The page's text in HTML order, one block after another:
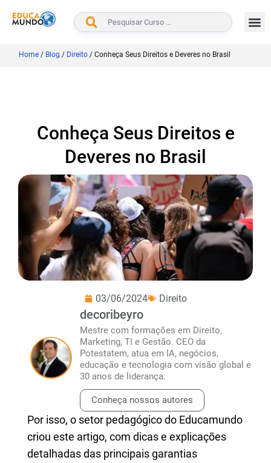
BUSCAR
Home / Blog / Direito / Conheça Seus Direitos e Deveres no Brasil
Conheça Seus Direitos e
Deveres no Brasil
03/06/2024 Direito
decoribeyro
Mestre com formações em Direito,
Marketing, TI e Gestão. CEO da
Potestatem, atua em IA, negócios,
educação e tecnologia com visão global e
30 anos de liderança.
Conheça nossos autores
Por isso, o setor pedagógico do Educamundo
criou este artigo, com dicas e explicações
detalhadas das principais garantias